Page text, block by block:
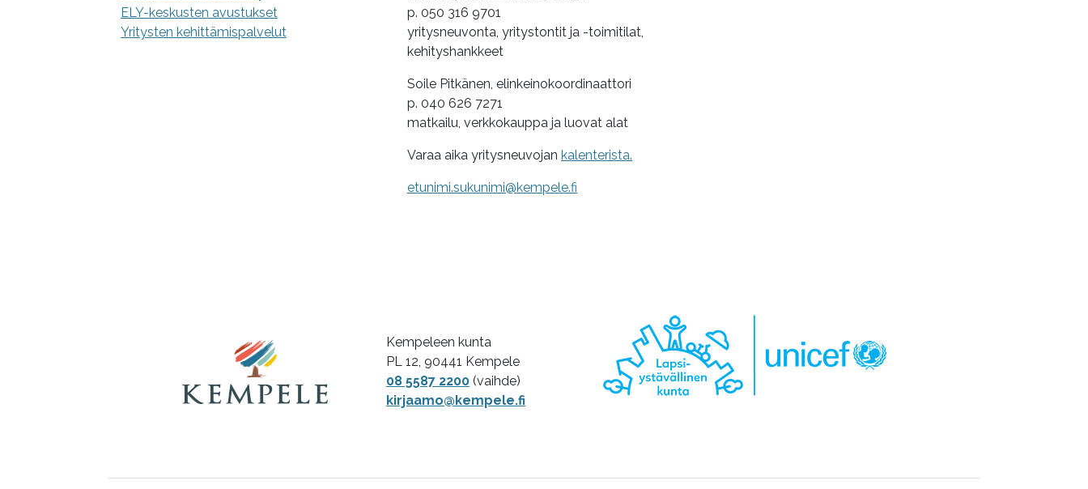
ELY-keskusten avustukset
Yritysten kehittämispalvelut
p. 050 316 9701
yritysneuvonta, yritystontit ja -toimitilat,
kehityshankkeet
Soile Pitkänen, elinkeinokoordinaattori
p. 040 626 7271
matkailu, verkkokauppa ja luovat alat
Varaa aika yritysneuvojan kalenterista.
etunimi.sukunimi@kempele.fi
Kempeleen kunta
PL 12, 90441 Kempele
08 5587 2200 (vaihde)
kirjaamo@kempele.fi